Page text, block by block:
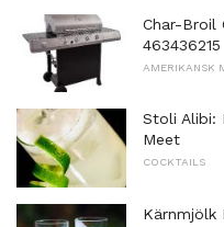
Char-Broil
463436215
AMERIKANSK
Stoli Alibi:
Meet
COCKTAILS
Kärnmjölk